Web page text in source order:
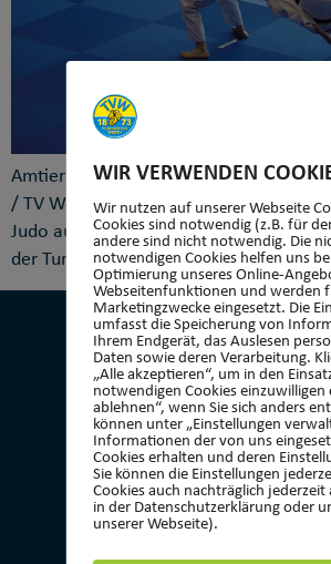
Amtierende Judo-Europameister aus
/ TV Wehen richtet erfolgreiche
Judo aus Taunusstein. Am
der Turnverein 1873 Wehen e. V. als
KONTAKT
Turnverein 1873 Wehen
Geschäftsstelle
Platter Str. 13b
WIR VERWENDEN
Wir nutzen auf unserer Webseite
Cookies sind notwendig (z.B. für
andere sind nicht notwendig. Die
notwendigen Cookies helfen uns
Optimierung unseres Online-
Webseitenfunktionen und werden
Marketingzwecke eingesetzt. Die
umfasst die Speicherung von
Ihrem Endgerät, das Auslesen
Daten sowie deren Verarbeitung.
„Alle akzeptieren“, um in den
notwendigen Cookies einzuwilligen
ablehnen“, wenn Sie sich anders
können unter „Einstellungen
Informationen der von uns
Cookies erhalten und deren
Sie können die Einstellungen
Cookies auch nachträglich jederzeit
in der Datenschutzerklärung oder
unserer Webseite).